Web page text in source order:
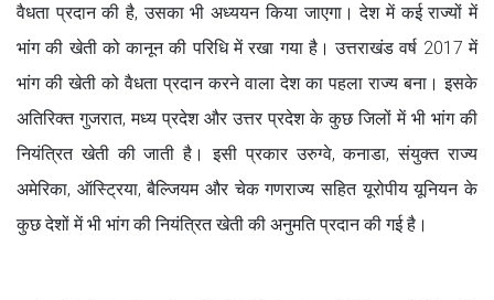
वैधता प्रदान की है, उसका भी अध्ययन किया जाएगा। देश में कई राज्यों में
भांग की खेती को कानून की परिधि में रखा गया है। उत्तराखंड वर्ष 2017 में
भांग की खेती को वैधता प्रदान करने वाला देश का पहला राज्य बना। इसके
अतिरिक्त गुजरात, मध्य प्रदेश और उत्तर प्रदेश के कुछ जिलों में भी भांग की
नियंत्रित खेती की जाती है। इसी प्रकार उरुग्वे, कनाडा, संयुक्त राज्य
अमेरिका, ऑस्ट्रिया, बैल्जियम और चेक गणराज्य सहित यूरोपीय यूनियन के
कुछ देशों में भी भांग की नियंत्रित खेती की अनुमति प्रदान की गई है।